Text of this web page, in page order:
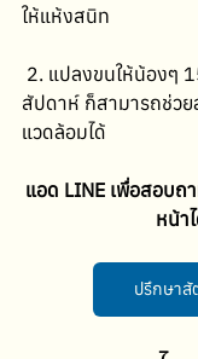
ให้แห้งสนิท
2. แปลงขนให้น้องๆ
สัปดาห์ ก็สามารถช่ว
แวดล้อมได้
แอด LINE เพื่อสอบถ
หน้า
ปรึกษา